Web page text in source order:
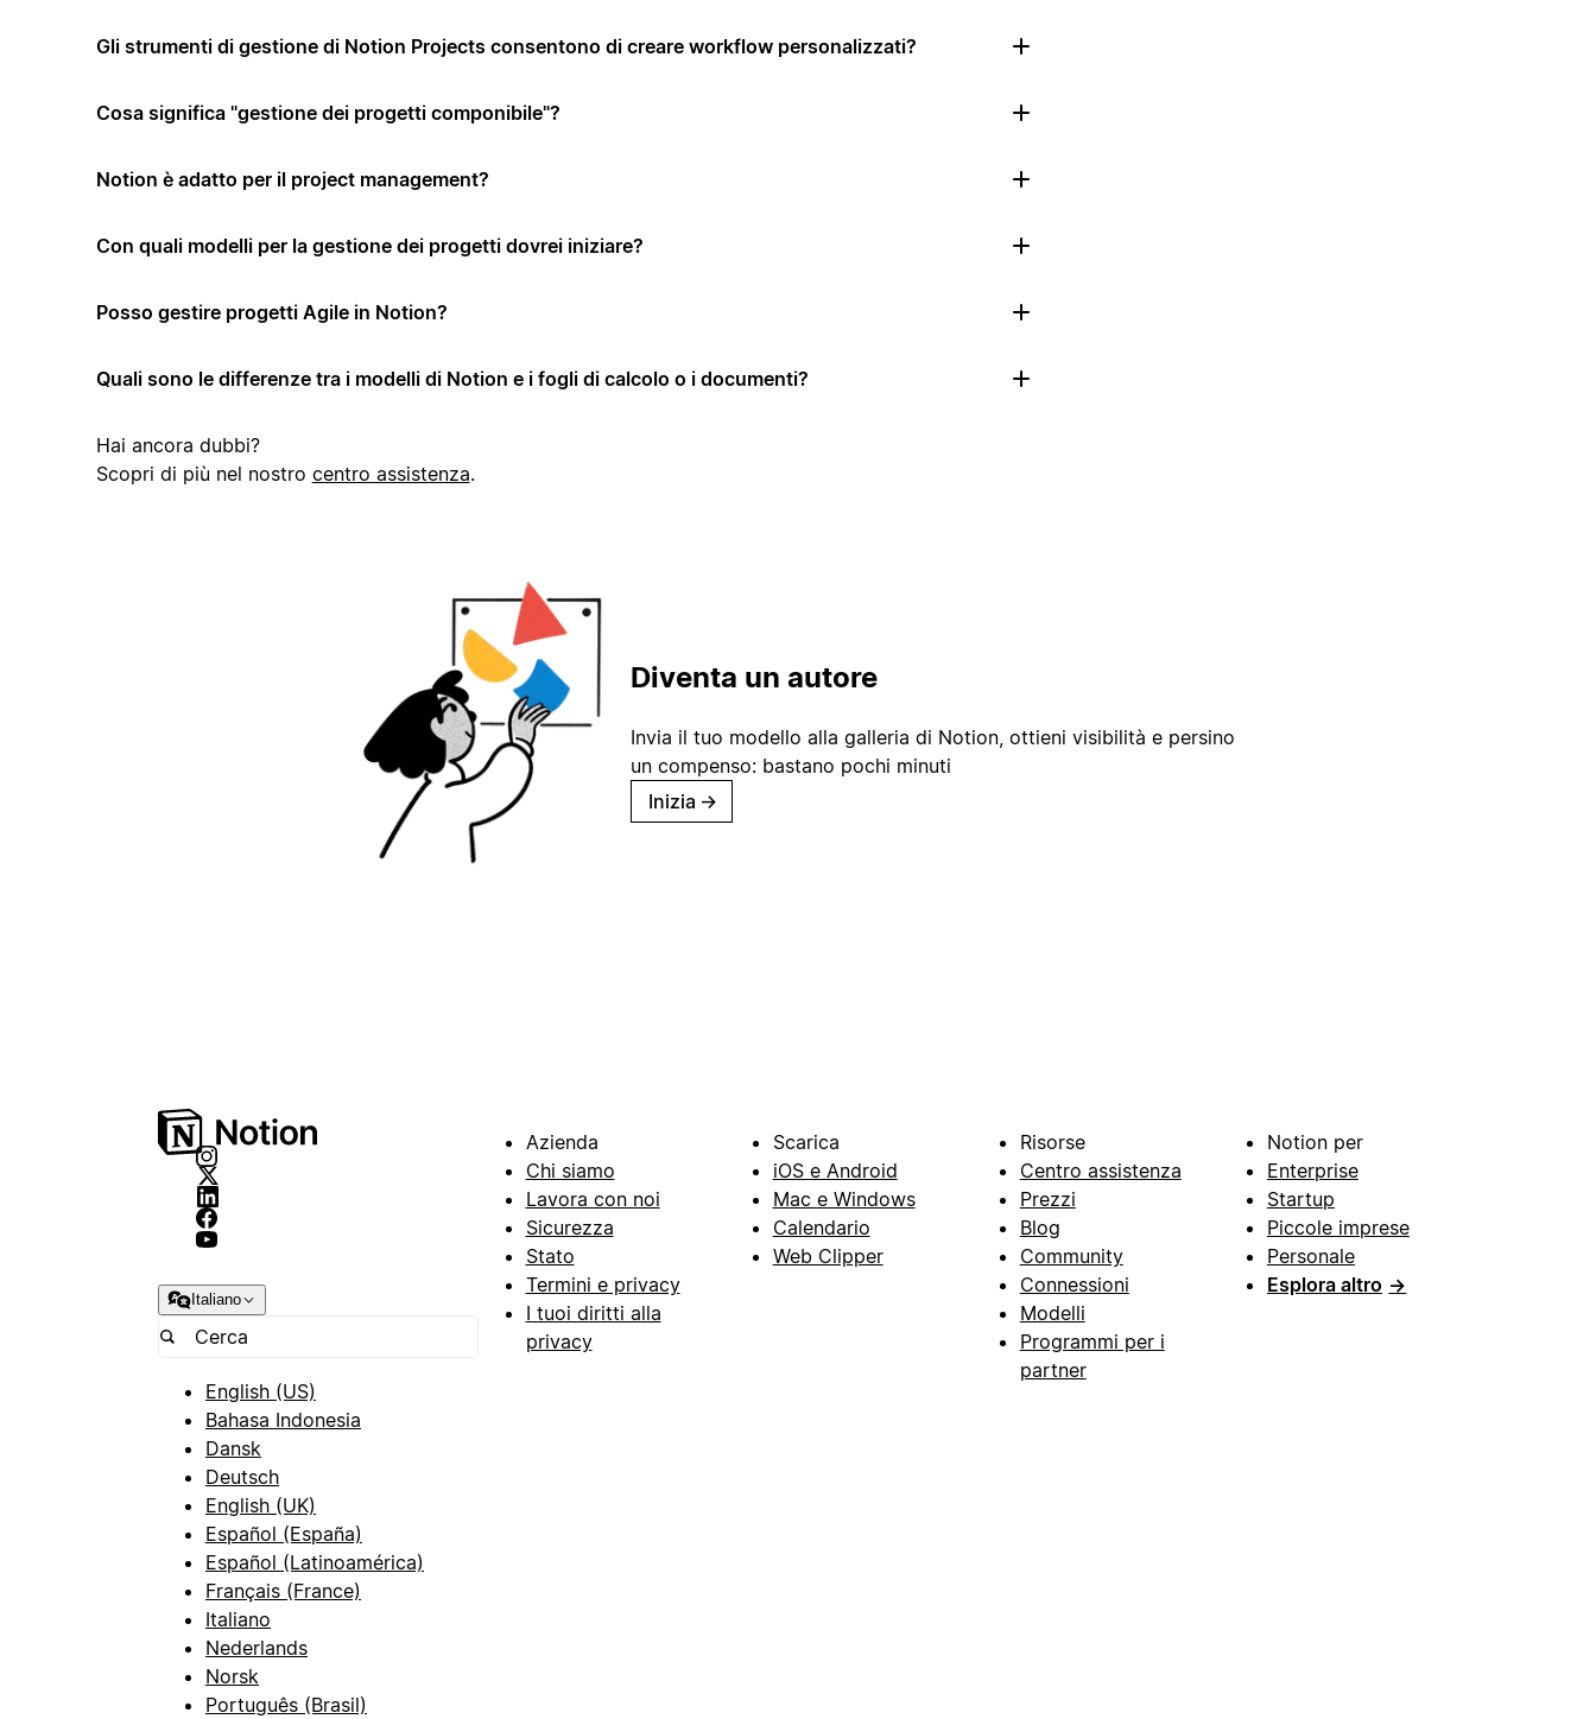
Gli strumenti di gestione di Notion Projects consentono di creare workflow personalizzati?
Cosa significa "gestione dei progetti componibile"?
Notion è adatto per il project management?
Con quali modelli per la gestione dei progetti dovrei iniziare?
Posso gestire progetti Agile in Notion?
Quali sono le differenze tra i modelli di Notion e i fogli di calcolo o i documenti?
Hai ancora dubbi?
Scopri di più nel nostro centro assistenza.
Diventa un autore
Invia il tuo modello alla galleria di Notion, ottieni visibilità e persino
un compenso: bastano pochi minuti
Inizia →
Italiano
English (US)
Bahasa Indonesia
Dansk
Deutsch
English (UK)
Español (España)
Español (Latinoamérica)
Français (France)
Italiano
Nederlands
Norsk
Português (Brasil)
Azienda
Chi siamo
Lavora con noi
Sicurezza
Stato
Termini e privacy
I tuoi diritti alla
privacy
Scarica
iOS e Android
Mac e Windows
Calendario
Web Clipper
Risorse
Centro assistenza
Prezzi
Blog
Community
Connessioni
Modelli
Programmi per i
partner
Notion per
Enterprise
Startup
Piccole imprese
Personale
Esplora altro →